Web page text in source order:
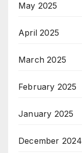
May 2025
April 2025
March 2025
February 2025
January 2025
December 2024